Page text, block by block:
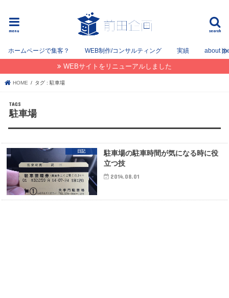
search
menu
ホームページで集客？ WEB制作/コンサルティング 実績 about
WEBサイトをリニューアルしました
HOME タグ : 駐車場
駐車場
日記
駐車場の駐車時間が気になる時に役
立つ技
2014.08.01